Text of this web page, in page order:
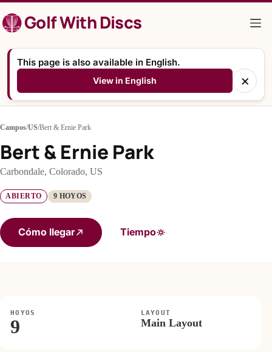
al
contenidoGolf With Discs
This page is also available in English.
View in English ×
Campos/US/Bert & Ernie Park
Bert & Ernie Park
Carbondale, Colorado, US
ABIERTO 9 HOYOS
Cómo llegar Tiempo
HOYOS
9
LAYOUT
Main Layout